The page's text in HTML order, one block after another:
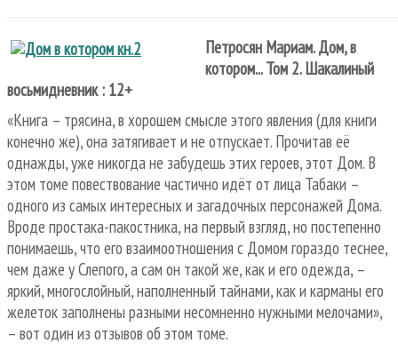
Петросян Мариам. Дом, в
котором... Том 2. Шакалиный
восьмидневник : 12+
«Книга – трясина, в хорошем смысле этого явления (для книги
конечно же), она затягивает и не отпускает. Прочитав её
однажды, уже никогда не забудешь этих героев, этот Дом. В
этом томе повествование частично идёт от лица Табаки –
одного из самых интересных и загадочных персонажей Дома.
Вроде простака-пакостника, на первый взгляд, но постепенно
понимаешь, что его взаимоотношения с Домом гораздо теснее,
чем даже у Слепого, а сам он такой же, как и его одежда, –
яркий, многослойный, наполненный тайнами, как и карманы его
желеток заполнены разными несомненно нужными мелочами»,
– вот один из отзывов об этом томе.